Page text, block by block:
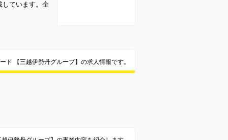
ています。企
【三越伊勢丹グループ】の求人情報です。